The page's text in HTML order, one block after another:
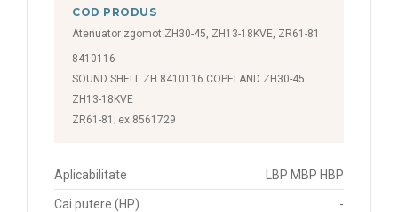
COD PRODUS
Atenuator zgomot ZH30-45, ZH13-18KVE, ZR61-81
8410116
SOUND SHELL ZH 8410116 COPELAND ZH30-45
ZH13-18KVE
ZR61-81; ex 8561729
Aplicabilitate LBP MBP HBP
Cai putere (HP) -